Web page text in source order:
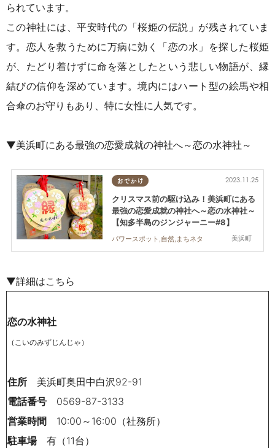
られています。
この神社には、平安時代の「桜姫の伝説」が残されていま
す。恋人を救うために万病に効く「恋の水」を探した桜姫
が、たどり着けずに命を落としたという悲しい物語が、縁
結びの信仰を深めています。境内にはハート型の絵馬や相
合傘のお守りもあり、特に女性に人気です。
▼美浜町にある最強の恋愛成就の神社へ～恋の水神社～
おでかけ
美浜町
2023.11.25
クリスマス前の駆け込み！美浜町にある
最強の恋愛成就の神社へ～恋の水神社～
【知多半島のジンジャーニー#8】
パワースポット,自然,まちネタ
▼詳細はこちら
恋の水神社
（こいのみずじんじゃ）
住所
美浜町奥田中白沢92-91
電話番号
0569-87-3133
営業時間 10:00～16:00（社務所）
駐車場有（11台）